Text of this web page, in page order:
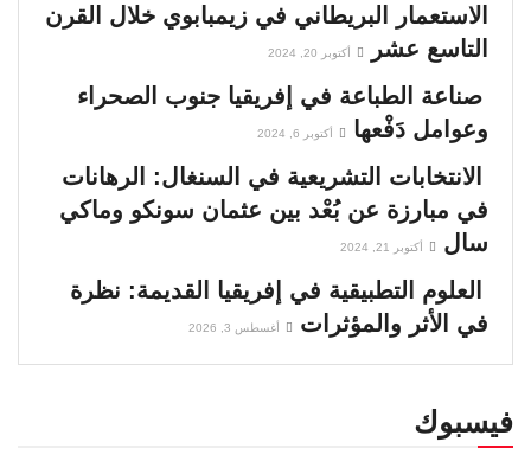
الاستعمار البريطاني في زيمبابوي خلال القرن
التاسع عشر
أكتوبر 20, 2024
صناعة الطباعة في إفريقيا جنوب الصحراء
وعوامل دَفْعها
أكتوبر 6, 2024
الانتخابات التشريعية في السنغال: الرهانات
في مبارزة عن بُعْد بين عثمان سونكو وماكي
سال
أكتوبر 21, 2024
العلوم التطبيقية في إفريقيا القديمة: نظرة
في الأثر والمؤثرات
أغسطس 3, 2026
فيسبوك